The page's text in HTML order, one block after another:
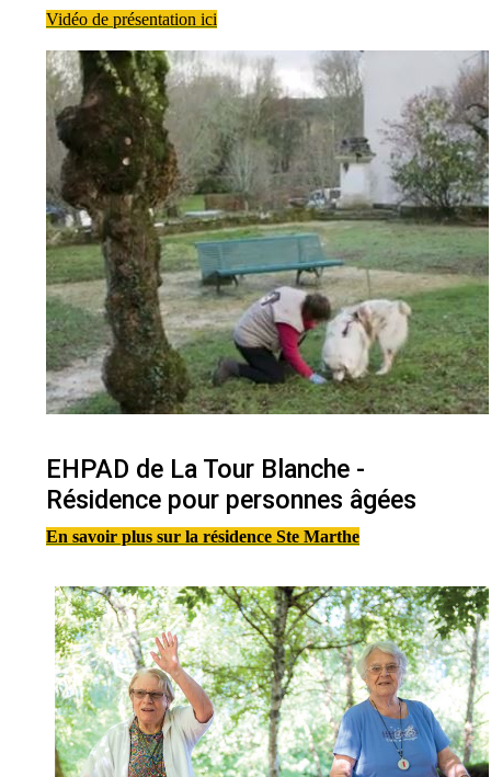
Vidéo de présentation ici
EHPAD de La Tour Blanche -
Résidence pour personnes âgées
En savoir plus sur la résidence Ste Marthe